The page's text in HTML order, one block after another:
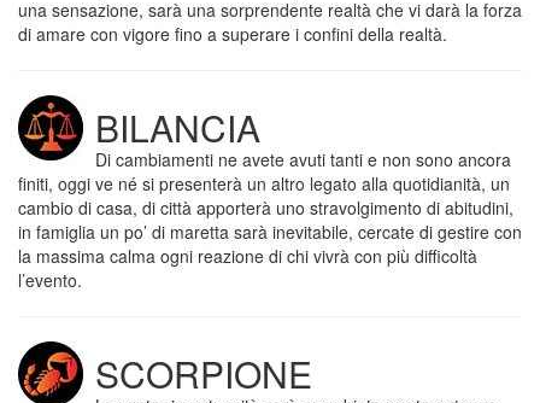
una sensazione, sarà una sorprendente realtà che vi darà la forza
di amare con vigore fino a superare i confini della realtà.
BILANCIA
Di cambiamenti ne avete avuti tanti e non sono ancora
finiti, oggi ve né si presenterà un altro legato alla quotidianità, un
cambio di casa, di città apporterà uno stravolgimento di abitudini,
in famiglia un po’ di maretta sarà inevitabile, cercate di gestire con
la massima calma ogni reazione di chi vivrà con più difficoltà
l’evento.
SCORPIONE